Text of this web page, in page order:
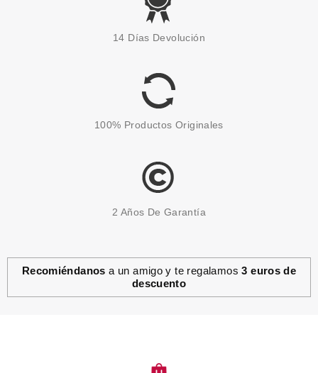
UBU
MANICURA CON CORTAUÑAS Y
1.90€
UBU
1.85€
14 Días Devolución
100% Productos Originales
2 Años De Garantía
Recomiéndanos a un amigo y te regalamos3 euros de
descuento